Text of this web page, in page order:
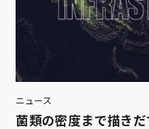
ニュース
菌類の密度まで描き